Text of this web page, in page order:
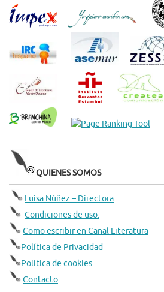
QUIENES SOMOS
Luisa Núñez – Directora
Condiciones de uso.
Como escribir en Canal Literatura
Política de Privacidad
Política de cookies
Contacto